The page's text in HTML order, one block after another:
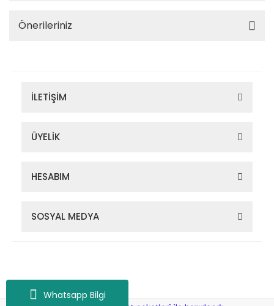
Whatsapp Bilgi
Önerileriniz
İLETİŞİM
ÜYELİK
HESABIM
SOSYAL MEDYA